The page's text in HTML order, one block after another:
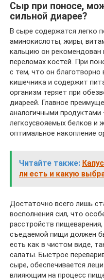
Сыр при поносе,
сильной диарее?
В сыре содержатся легко
аминокислоты, жиры,
кальцию он рекомендован
переломах костей. При
с тем, что он
кишечника и содержит
организм теряет при
диареей. Главное
аналогичными продуктами
легкоусвояемых белков и
оптимальное накопление
Читайте также:
ли есть и какую
Достаточно всего лишь
восполнения сил, что
расстройств
съедаемой пищи должен
есть как в чистом виде,
салаты. Быстрое
сыре, обеспечивается
влияющим на процесс